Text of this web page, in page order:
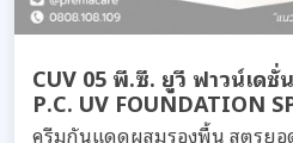
CUV 05 พี.ซี. ยูวี ฟาวน์เดชั่
P.C. UV FOUNDATION
ครีมกันแดดผสมรองพื้น สูตรย